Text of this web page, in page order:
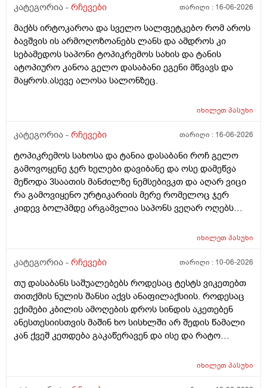
კატეგორია - რჩევები თარიღი : 16-06-2026
მაქბს ირტოკაროა და სველო სალფეტკებო რომ აროს
ბავშვის ის არმოღოზოანებს ლანს და ამდროს კი
სებამედოს საპონი ტოპიკრემოს სახის და ტანის
ატოპიურო კანოა გელო დასაბანი ეგენი მწვავს და
მაყროს.ასევე ალოსა სალონზეც.
იხილეთპასუხი
კატეგორია - რჩევები თარიღი : 16-06-2026
ტოპიკრემოს სახოსა და ტანია დასაბანი როჩ გელო
გამოვოყენე ჯერ ხელები დავიბანე და ოსე დამეწვა
მეწოდა 3საათის მანძილზე ნემსებივკთ და აღარ ვიცი
რა გამოვიყენო ურტიკარიის მერე რომელოც ჯერ
კიდევ ბოლპმდე არგამვლია საპონს ვეღარ ოღებს
წავიდა არვოცი რავიყიდო როთ დავიბანო.დავიღალე
მაყროს და მექავება..მ ყან საშინლად გამოშრა ხელები
არსად და ვერც წავალ
იხილეთპასუხი
კატეგორია - რჩევები თარიღი : 10-06-2026
თუ დასაბანს საშუალებებს როდესაც ტესტს ვიკეთებთ
თითქმის ნულის შანსი აქვს ანაფილაქსიის. როდესაც
ექიმები კბილის ამოღების დროს სინდის აკეთებენ
ანესთესიისთვის მაშინ ხო სისხლში არ შედის წამალი
კან ქვეშ კეთდება გაკაწერავენ და ისე და რატო
ახარო რატომ იკითხებიან თუ ანა ფილოქსიოზე არ
იხილეთპასუხი